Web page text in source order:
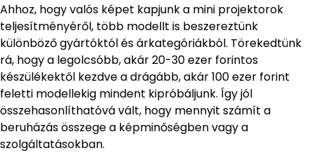
Ahhoz, hogy valós képet kapjunk a mini projektorok
teljesítményéről, több modellt is beszereztünk
különböző gyártóktól és árkategóriákból. Törekedtünk
rá, hogy a legolcsóbb, akár 20-30 ezer forintos
készülékektől kezdve a drágább, akár 100 ezer forint
feletti modellekig mindent kipróbáljunk. Így jól
összehasonlíthatóvá vált, hogy mennyit számít a
beruházás összege a képminőségben vagy a
szolgáltatásokban.